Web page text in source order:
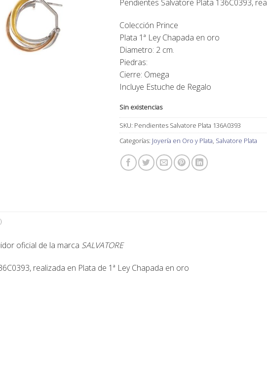
150,00€.135,00€.
Pendientes Salvatore Plata 136C0393,
Colección Prince
Plata 1ª Ley Chapada en oro
Diametro: 2 cm.
Piedras:
Cierre: Omega
Incluye Estuche de Regalo
Sin existencias
SKU: Pendientes Salvatore Plata 136A0393
Categorías: Joyería en Oro y Plata, Salvatore Plata
oficial de la marca SALVATORE
realizada en Plata de 1ª Ley Chapada en oro